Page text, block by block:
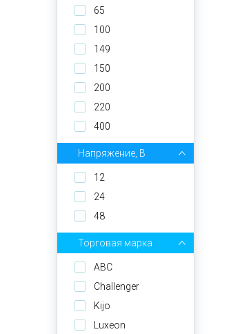
65
100
149
150
200
220
400
Напряжение, В
12
24
48
Торговая марка
ABC
Challenger
Kijo
Luxeon